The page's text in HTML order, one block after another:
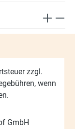
zzgl.
wenn
GmbH